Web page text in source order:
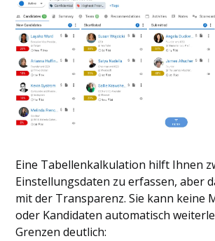
Eine Tabellenkalkulation hilft Ihnen
Einstellungsdaten zu erfassen, aber
mit der Transparenz. Sie kann keine
oder Kandidaten automatisch
Grenzen deutlich: